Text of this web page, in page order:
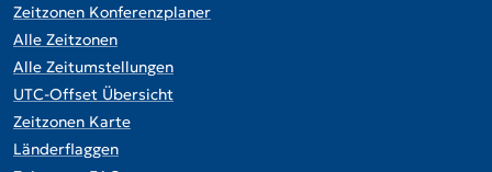
Zeitzonen Konferenzplaner
Alle Zeitzonen
Alle Zeitumstellungen
UTC-Offset Übersicht
Zeitzonen Karte
Länderflaggen